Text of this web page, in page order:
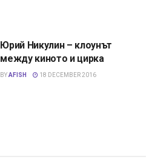
Юрий Никулин – клоунът
между киното и цирка
BYAFISH 18 DECEMBER 2016